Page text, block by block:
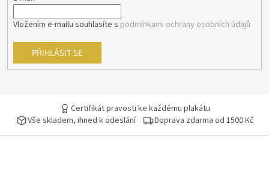
Jaromil Jireš 15
Jonathan Kaplan 15
Andy Tennant 14
Vložením e-mailu souhlasíte s podmínkami ochrany osobních údajů
PŘIHLÁSIT SE
Certifikát pravosti ke každému plakátu
Vše skladem, ihned k odeslání
Doprava zdarma od 1500 Kč